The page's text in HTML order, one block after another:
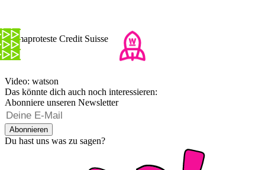
Klimaproteste Credit Suisse
Video: watson
Das könnte dich auch noch interessieren:
Abonniere unseren Newsletter
Abonnieren
Du hast uns was zu sagen?